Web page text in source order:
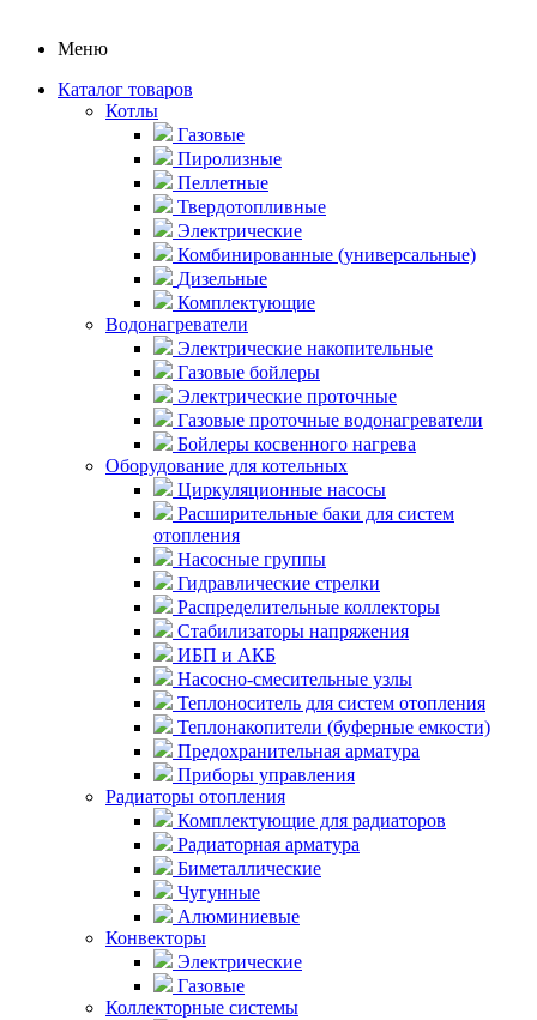
Меню
Каталог товаров
Котлы
Газовые
Пиролизные
Пеллетные
Твердотопливные
Электрические
Комбинированные (универсальные)
Дизельные
Комплектующие
Водонагреватели
Электрические накопительные
Газовые бойлеры
Электрические проточные
Газовые проточные водонагреватели
Бойлеры косвенного нагрева
Оборудование для котельных
Циркуляционные насосы
Расширительные баки для систем
отопления
Насосные группы
Гидравлические стрелки
Распределительные коллекторы
Стабилизаторы напряжения
ИБП и АКБ
Насосно-смесительные узлы
Теплоноситель для систем отопления
Теплонакопители (буферные емкости)
Предохранительная арматура
Приборы управления
Радиаторы отопления
Комплектующие для радиаторов
Радиаторная арматура
Биметаллические
Чугунные
Алюминиевые
Конвекторы
Электрические
Газовые
Коллекторные системы